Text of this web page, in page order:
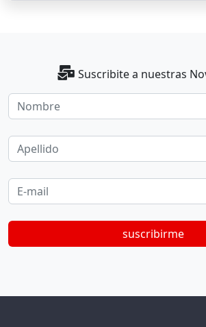
Suscribite a nuestras
Nombre
Apellido
E-mail
suscribirme